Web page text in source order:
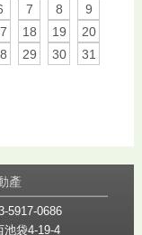
7 8
9
18 19
20
29 30
31
產
5917-0686
袋4-19-4